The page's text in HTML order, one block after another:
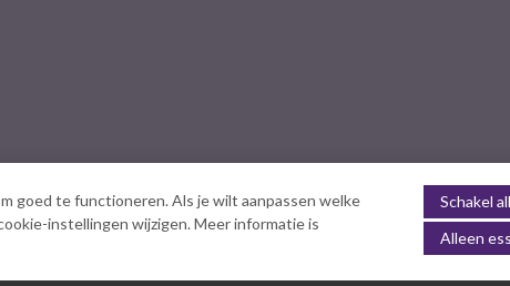
goed te functioneren. Als je wilt aanpassen welke
instellingen wijzigen. Meer informatie is
Schakel
Alleen